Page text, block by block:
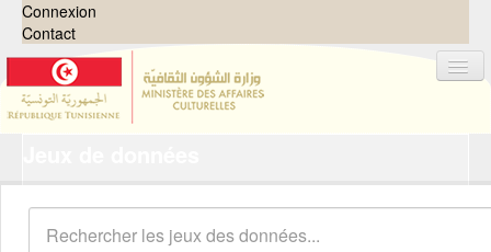
Connexion
Contact
Organisations
Groupes